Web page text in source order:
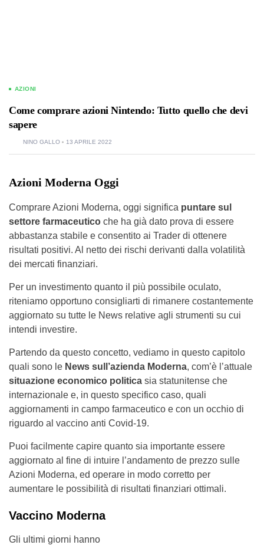
AZIONI
Come comprare azioni Nintendo: Tutto quello che devi
sapere
NINO GALLO 13 APRILE 2022
Azioni Moderna Oggi
Comprare Azioni Moderna, oggi significa puntare sul
settore farmaceutico che ha già dato prova di essere
abbastanza stabile e consentito ai Trader di ottenere
risultati positivi. Al netto dei rischi derivanti dalla volatilità
dei mercati finanziari.
Per un investimento quanto il più possibile oculato,
riteniamo opportuno consigliarti di rimanere costantemente
aggiornato su tutte le News relative agli strumenti su cui
intendi investire.
Partendo da questo concetto, vediamo in questo capitolo
quali sono le News sull’azienda Moderna, com’è l’attuale
situazione economico politica sia statunitense che
internazionale e, in questo specifico caso, quali
aggiornamenti in campo farmaceutico e con un occhio di
riguardo al vaccino anti Covid-19.
Puoi facilmente capire quanto sia importante essere
aggiornato al fine di intuire l’andamento de prezzo sulle
Azioni Moderna, ed operare in modo corretto per
aumentare le possibilità di risultati finanziari ottimali.
Vaccino Moderna
Gli ultimi giorni hanno